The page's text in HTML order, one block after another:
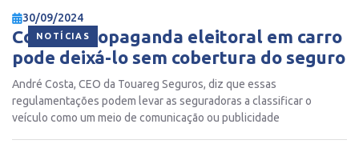
NOTÍCIAS
30/09/2024
Como a propaganda eleitoral em carro
pode deixá-lo sem cobertura do seguro
André Costa, CEO da Touareg Seguros, diz que essas
regulamentações podem levar as seguradoras a classificar o
veículo como um meio de comunicação ou publicidade